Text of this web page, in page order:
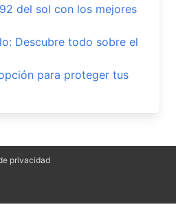
del sol con los mejores
Descubre todo sobre el
para proteger tus
privacidad